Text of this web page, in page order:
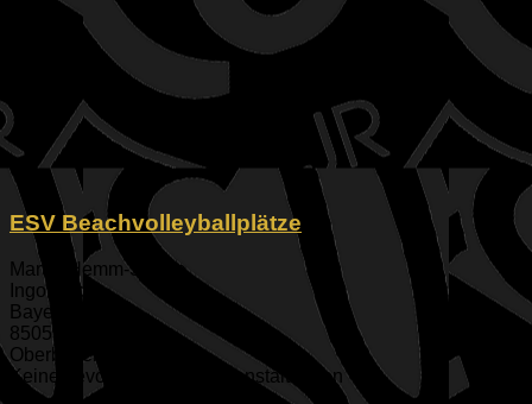
ESV Beachvolleyballplätze
Martin-Hemm-Straße
Ingolstadt
Bayern
85053
Oberbayern
Keine bevorstehenden Veranstaltungen